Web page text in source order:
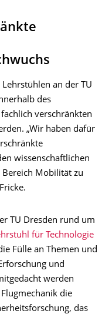
an der TU
des
verschränkten
„Wir haben dafür
wissenschaftlichen
Mobilität zu
TU Dresden rund um
für Technologie
Fülle an Themen und
und
werden
die
das